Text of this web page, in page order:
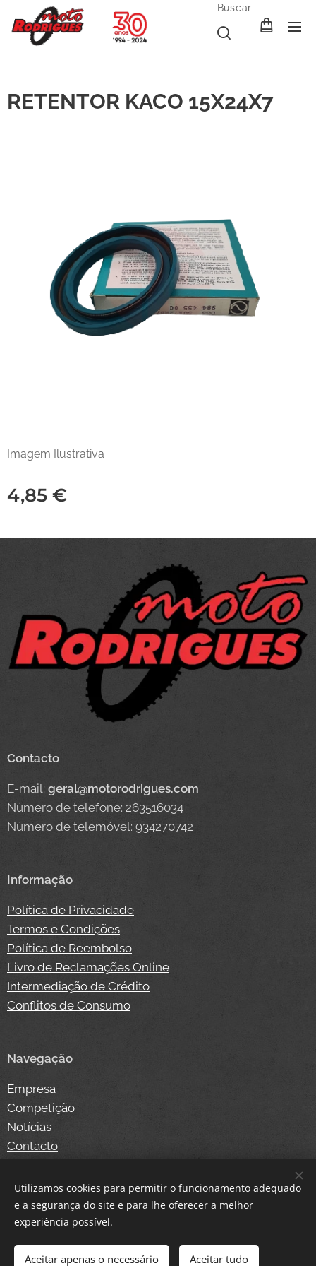
Buscar
RETENTOR KACO 15X24X7
Imagem Ilustrativa
4,85 €
Contacto
E-mail: geral@motorodrigues.com
Número de telefone: 263516034
Número de telemóvel: 934270742
Informação
Política de Privacidade
Termos e Condições
Política de Reembolso
Livro de Reclamações Online
Intermediação de Crédito
Conflitos de Consumo
Navegação
Empresa
Competição
Notícias
Contacto
Login
Cookies
Utilizamos cookies para permitir o funcionamento adequado
e a segurança do site e para lhe oferecer a melhor
experiência possível.
Aceitar apenas o necessário Aceitar tudo